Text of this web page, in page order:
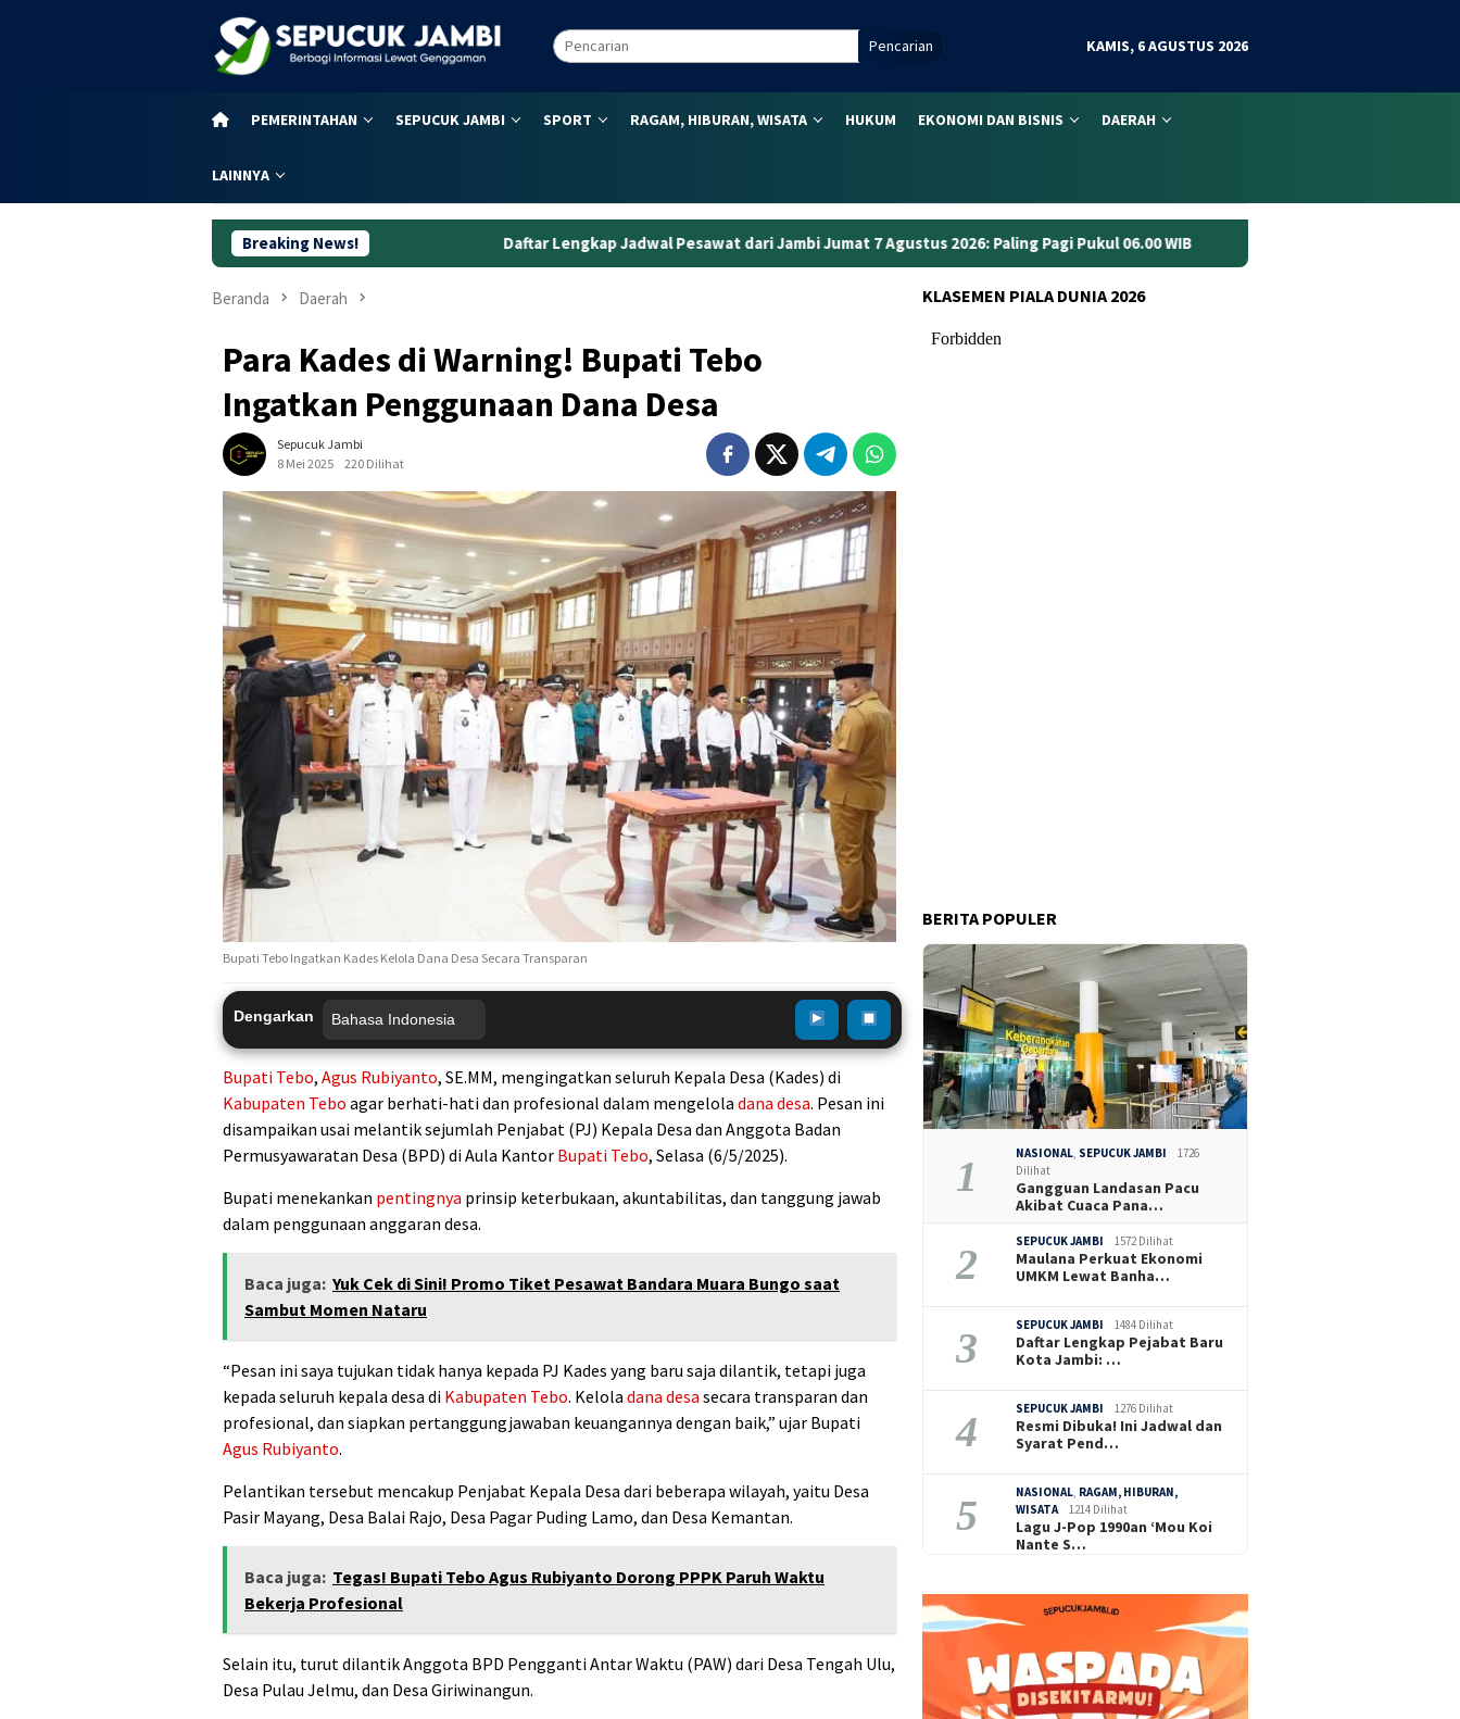
Pencarian KAMIS, 6 AGUSTUS 2026
PEMERINTAHAN SEPUCUK JAMBI SPORT RAGAM, HIBURAN, WISATA HUKUM EKONOMI DAN BISNIS DAERAH
LAINNYA
Breaking News!Daftar Lengkap Jadwal Pesawat dari Jambi Jumat 7 Agustus 2026: Paling Pagi Pukul 06.00 WIB Anggaran Jalan Jambi Rp70 Miliar Dinilai Belum
Beranda Daerah
Para Kades di Warning! Bupati Tebo
Ingatkan Penggunaan Dana Desa
Sepucuk Jambi
8 Mei 2025
220 Dilihat
Bupati Tebo Ingatkan Kades Kelola Dana Desa Secara Transparan
Dengarkan
Bupati Tebo, Agus Rubiyanto, SE.MM, mengingatkan seluruh Kepala Desa (Kades) di
Kabupaten Tebo agar berhati-hati dan profesional dalam mengelola dana desa. Pesan ini
disampaikan usai melantik sejumlah Penjabat (PJ) Kepala Desa dan Anggota Badan
Permusyawaratan Desa (BPD) di Aula Kantor Bupati Tebo, Selasa (6/5/2025).
Bupati menekankan pentingnya prinsip keterbukaan, akuntabilitas, dan tanggung jawab
dalam penggunaan anggaran desa.
Baca juga: Yuk Cek di Sini! Promo Tiket Pesawat Bandara Muara Bungo saat
Sambut Momen Nataru
“Pesan ini saya tujukan tidak hanya kepada PJ Kades yang baru saja dilantik, tetapi juga
kepada seluruh kepala desa di Kabupaten Tebo. Kelola dana desa secara transparan dan
profesional, dan siapkan pertanggungjawaban keuangannya dengan baik,” ujar Bupati
Agus Rubiyanto.
Pelantikan tersebut mencakup Penjabat Kepala Desa dari beberapa wilayah, yaitu Desa
Pasir Mayang, Desa Balai Rajo, Desa Pagar Puding Lamo, dan Desa Kemantan.
Baca juga: Tegas! Bupati Tebo Agus Rubiyanto Dorong PPPK Paruh Waktu
Bekerja Profesional
Selain itu, turut dilantik Anggota BPD Pengganti Antar Waktu (PAW) dari Desa Tengah Ulu,
Desa Pulau Jelmu, dan Desa Giriwinangun.
KLASEMEN PIALA DUNIA 2026
BERITA POPULER
1 NASIONAL SEPUCUK JAMBI
1726
Dilihat
Gangguan Landasan Pacu
Akibat Cuaca Pana…
2 SEPUCUK JAMBI 1572 Dilihat
Maulana Perkuat Ekonomi
UMKM Lewat Banha…
3 SEPUCUK JAMBI 1484 Dilihat
Daftar Lengkap Pejabat Baru
Kota Jambi: …
4 SEPUCUK JAMBI 1276 Dilihat
Resmi Dibuka! Ini Jadwal dan
Syarat Pend…
5 NASIONAL RAGAM, HIBURAN,
WISATA
1214 Dilihat
Lagu J-Pop 1990an ‘Mou Koi
Nante S…